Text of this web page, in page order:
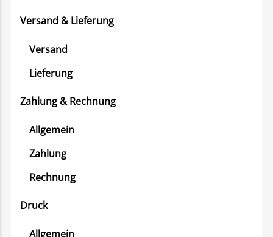
Versand & Lieferung
Versand
Lieferung
Zahlung & Rechnung
Allgemein
Zahlung
Rechnung
Druck
Allgemein